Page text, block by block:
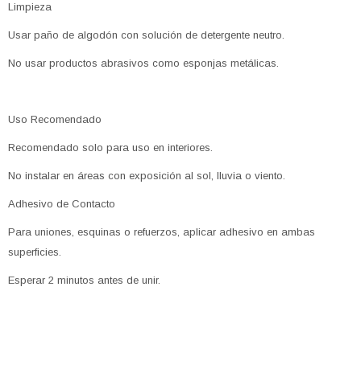
Limpieza
Usar paño de algodón con solución de detergente neutro.
No usar productos abrasivos como esponjas metálicas.
Uso Recomendado
Recomendado solo para uso en interiores.
No instalar en áreas con exposición al sol, lluvia o viento.
Adhesivo de Contacto
Para uniones, esquinas o refuerzos, aplicar adhesivo en ambas
superficies.
Esperar 2 minutos antes de unir.